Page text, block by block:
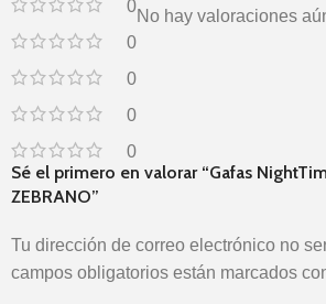
0
0
0
0
0
No hay valoraciones
Sé el primero en valorar “Gafas
ZEBRANO”
Tu dirección de correo electrónico no
campos obligatorios están marcados